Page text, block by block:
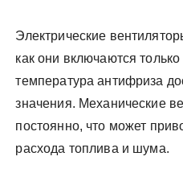
Электрические
как они включаются
температура антифриза
значения. Механические
постоянно, что может
расхода топлива и шума.